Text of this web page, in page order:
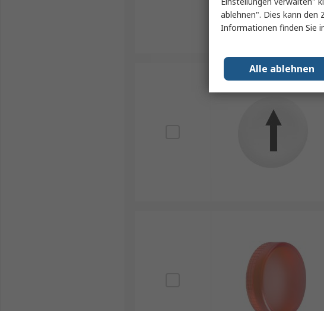
ablehnen". Dies kann
Informationen finden Sie
Alle ablehnen